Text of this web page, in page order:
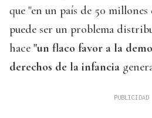
que "en un país de 50
puede ser un problema
hace "un flaco favor a la
derechos de la infancia